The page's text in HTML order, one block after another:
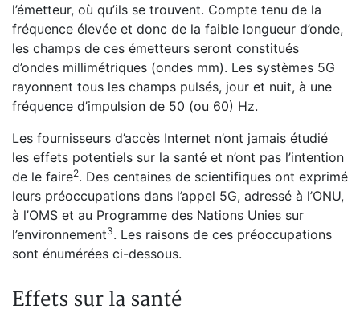
l’émetteur, où qu’ils se trouvent. Compte tenu de la
fréquence élevée et donc de la faible longueur d’onde,
les champs de ces émetteurs seront constitués
d’ondes millimétriques (ondes mm). Les systèmes 5G
rayonnent tous les champs pulsés, jour et nuit, à une
fréquence d’impulsion de 50 (ou 60) Hz.
Les fournisseurs d’accès Internet n’ont jamais étudié
les effets potentiels sur la santé et n’ont pas l’intention
de le faire2. Des centaines de scientifiques ont exprimé
leurs préoccupations dans l’appel 5G, adressé à l’ONU,
à l’OMS et au Programme des Nations Unies sur
l’environnement3. Les raisons de ces préoccupations
sont énumérées ci-dessous.
Effets sur la santé